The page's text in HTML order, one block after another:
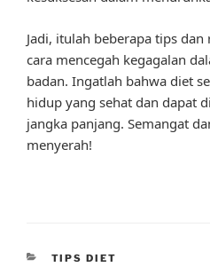
Jadi, itulah beberapa tips dan
cara mencegah kegagalan
badan. Ingatlah bahwa diet
hidup yang sehat dan dapat
jangka panjang. Semangat
menyerah!
CATEGORIES
TIPS DIET